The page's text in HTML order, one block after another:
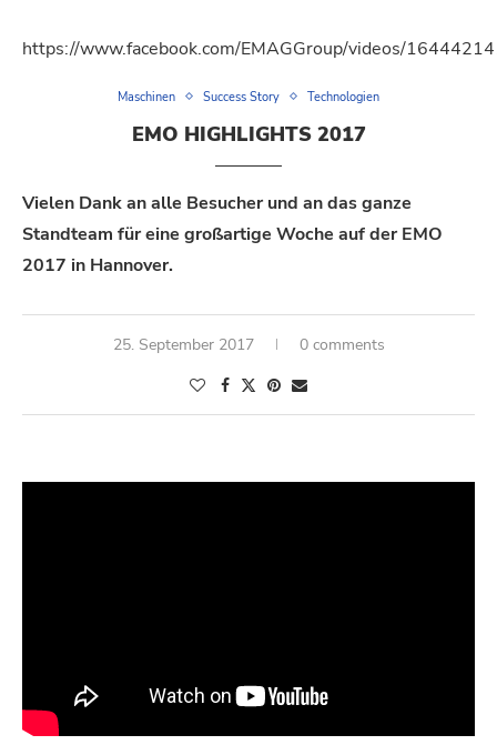
https://www.facebook.com/EMAGGroup/videos/
Maschinen Success Story Technologien
EMO HIGHLIGHTS 2017
Vielen Dank an alle Besucher und an das ganze
Standteam für eine großartige Woche auf der EMO
2017 in Hannover.
25. September 2017 0 comments